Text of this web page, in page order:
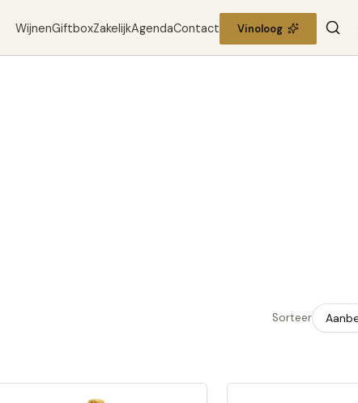
WijnenGiftboxZakelijkAgendaContact Vinoloog
Sorteer